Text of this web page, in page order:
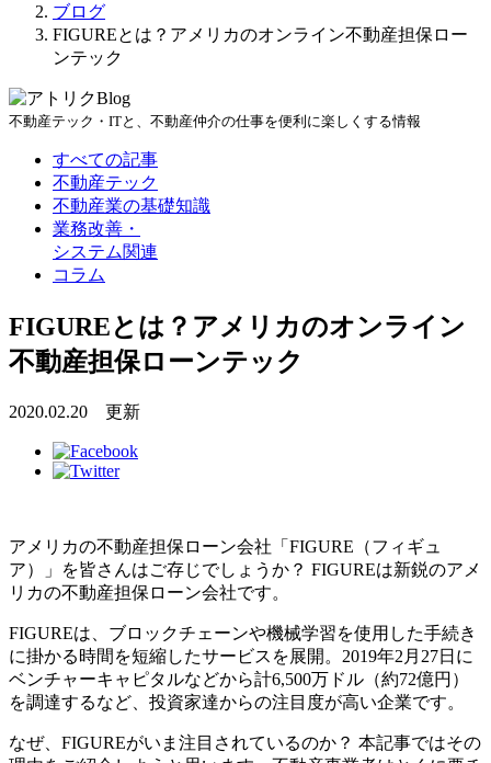
ブログ
FIGUREとは？アメリカのオンライン不動産担保ロー
ンテック
Blog
不動産テック・ITと、不動産仲介の仕事を便利に楽しくする情報
すべての記事
不動産テック
不動産業の基礎知識
業務改善・
システム関連
コラム
FIGUREとは？アメリカのオンライン
不動産担保ローンテック
2020.02.20 更新
アメリカの不動産担保ローン会社「FIGURE（フィギュ
ア）」を皆さんはご存じでしょうか？ FIGUREは新鋭のアメ
リカの不動産担保ローン会社です。
FIGUREは、ブロックチェーンや機械学習を使用した手続き
に掛かる時間を短縮したサービスを展開。2019年2月27日に
ベンチャーキャピタルなどから計6,500万ドル（約72億円）
を調達するなど、投資家達からの注目度が高い企業です。
なぜ、FIGUREがいま注目されているのか？ 本記事ではその